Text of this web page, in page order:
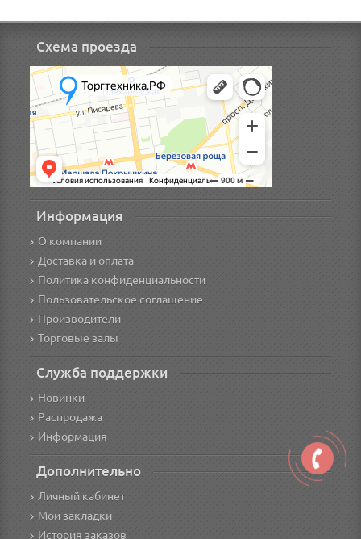
Схема проезда
Информация
О компании
Доставка и оплата
Политика конфиденциальности
Пользовательское соглашение
Производители
Торговые залы
Служба поддержки
Новинки
Распродажа
Информация
Дополнительно
Личный кабинет
Мои закладки
История заказов